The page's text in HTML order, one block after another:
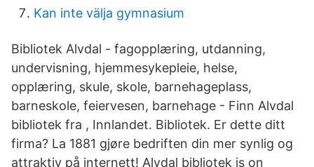
Kan inte välja gymnasium
Bibliotek Alvdal - fagopplæring, utdanning,
undervisning, hjemmesykepleie, helse,
opplæring, skule, skole, barnehageplass,
barneskole, feiervesen, barnehage - Finn Alvdal
bibliotek fra , Innlandet. Bibliotek. Er dette ditt
firma? La 1881 gjøre bedriften din mer synlig og
attraktiv på internett! Alvdal bibliotek is on